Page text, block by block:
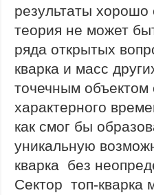
результаты
теория не может
ряда открытых
кварка и масс
точечным
характерного
как смог бы
уникальную
кварка без
Сектор топ-